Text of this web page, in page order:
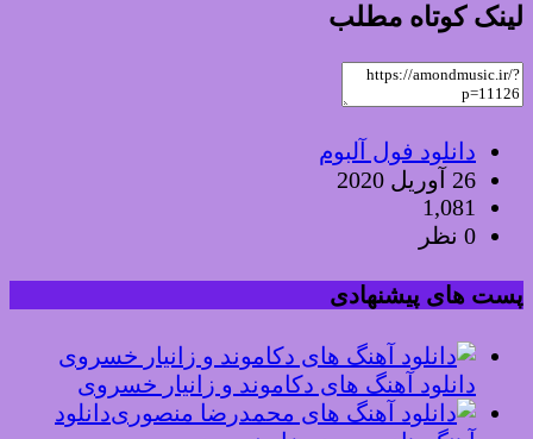
لینک کوتاه مطلب
دانلود فول آلبوم
26 آوریل 2020
1,081
0 نظر
پست های پیشنهادی
دانلود آهنگ های دکاموند و زانیار خسروی
دانلود